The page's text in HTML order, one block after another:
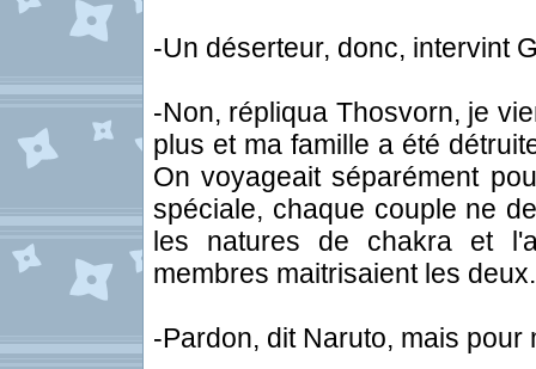
-Un déserteur, donc, intervint
-Non, répliqua Thosvorn, je
plus et ma famille a été
On voyageait séparément
spéciale, chaque couple ne
les natures de chakra et
membres maitrisaient les
-Pardon, dit Naruto, mais